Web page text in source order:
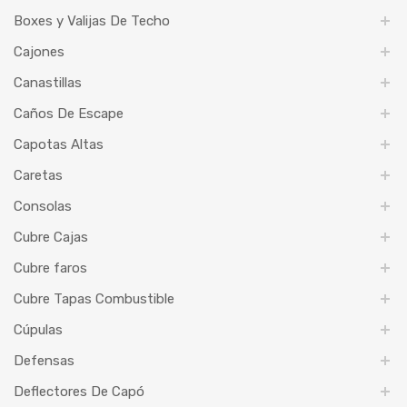
Boxes y Valijas De Techo
Cajones
Canastillas
Caños De Escape
Capotas Altas
Caretas
Consolas
Cubre Cajas
Cubre faros
Cubre Tapas Combustible
Cúpulas
Defensas
Deflectores De Capó